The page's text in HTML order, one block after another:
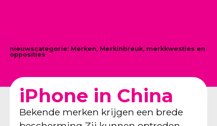
nieuwscategorie: Merken, Merkinbreuk, merkkwesties en
opposities
iPhone in China
Bekende merken krijgen een brede